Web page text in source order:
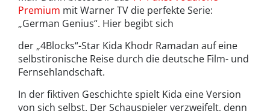
Premium mit Warner TV die perfekte Serie:
„German Genius“. Hier begibt sich
der „4Blocks“-Star Kida Khodr Ramadan auf eine
selbstironische Reise durch die deutsche Film- und
Fernsehlandschaft.
In der fiktiven Geschichte spielt Kida eine Version
von sich selbst. Der Schauspieler verzweifelt, denn